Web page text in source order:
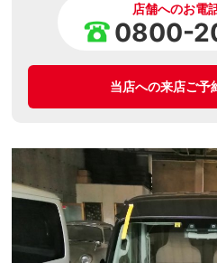
店舗へのお電
0800-
当店への来店ご予